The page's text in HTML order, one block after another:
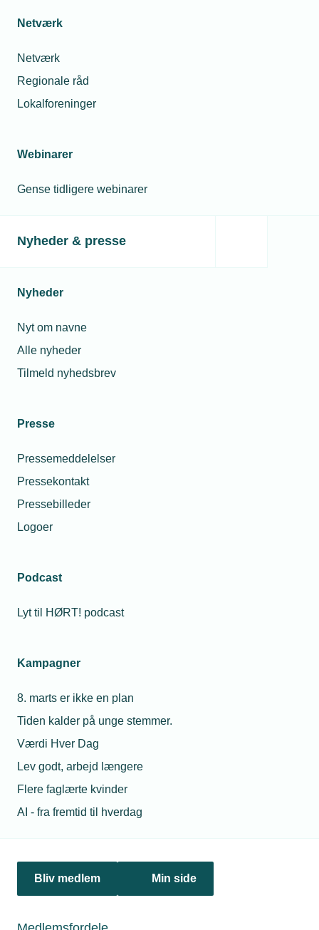
Netværk
Netværk
Regionale råd
Lokalforeninger
Webinarer
Gense tidligere webinarer
Nyheder & presse
Nyheder
Nyt om navne
Alle nyheder
Tilmeld nyhedsbrev
Presse
Pressemeddelelser
Pressekontakt
Pressebilleder
Logoer
Podcast
Lyt til HØRT! podcast
Kampagner
8. marts er ikke en plan
Tiden kalder på unge stemmer.
Værdi Hver Dag
Lev godt, arbejd længere
Flere faglærte kvinder
AI - fra fremtid til hverdag
Bliv medlem Min side
Politik & analyse
jura@tekniq.dk
tekniq@tekniq.dk